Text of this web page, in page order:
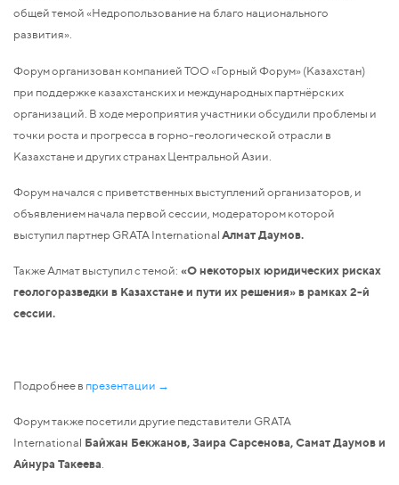
общей темой «Недропользование на благо национального
развития».
Форум организован компанией ТОО «Горный Форум» (Казахстан)
при поддержке казахстанских и международных партнёрских
организаций. В ходе мероприятия участники обсудили проблемы и
точки роста и прогресса в горно-геологической отрасли в
Казахстане и других странах Центральной Азии.
Форум начался с приветственных выступлений организаторов, и
объявлением начала первой сессии, модератором которой
выступил партнер GRATA InternationalАлмат Даумов.
Также Алмат выступил с темой: «О некоторых юридических рисках
геологоразведки в Казахстане и пути их решения» в рамках 2-й
сессии.
Подробнее в презентации →
Форум также посетили другие педставители GRATA
International Байжан Бекжанов, Заира Сарсенова, Самат Даумов и
Айнура Такеева